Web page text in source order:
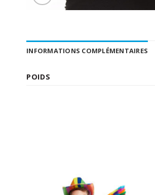
INFORMATIONS COMPLÉMENTAIRES
POIDS